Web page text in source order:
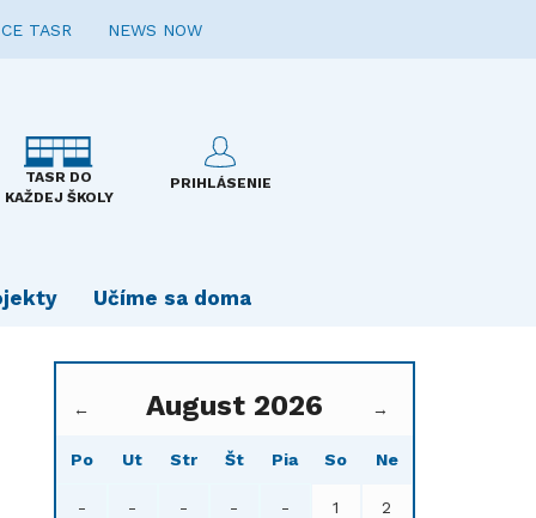
TASR NEWS NOW
TASR DO
KAŽDEJ ŠKOLY
PRIHLÁSENIE
Učíme sa doma
← August 2026 →
Po Ut Str Št Pia So Ne
- - - - - 1 2